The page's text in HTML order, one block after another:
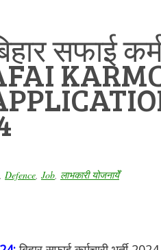
सफाई
Defence Job लाभकारी योजनायेँ